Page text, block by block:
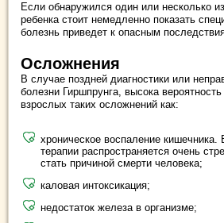
Если обнаружился один или несколько
ребенка стоит немедленно показать
болезнь приведет к опасным
Осложнения
В случае поздней диагностики или
болезни Гиршпрунга, высока
взрослых таких осложнений как:
хроническое воспаление кишечника.
терапии распространяется очень
стать причиной смерти человека;
каловая интоксикация;
недостаток железа в организме;